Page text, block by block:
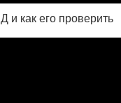
и как его проверить